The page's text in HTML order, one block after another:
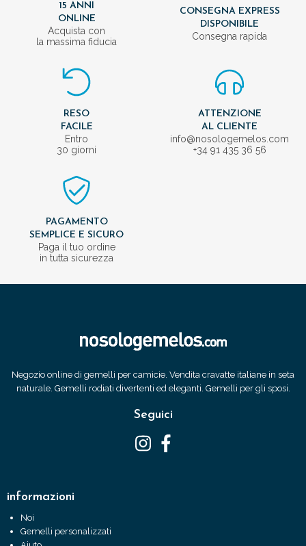
15 ANNI
ONLINE
Acquista con
la massima fiducia
CONSEGNA EXPRESS
DISPONIBILE
Consegna rapida
RESO
FACILE
Entro
30 giorni
ATTENZIONE
AL CLIENTE
info@nosologemelos.com
+34 91 435 36 56
PAGAMENTO
SEMPLICE E SICURO
Paga il tuo ordine
in tutta sicurezza
Negozio online di gemelli per camicie. Vendita cravatte italiane in seta
naturale. Gemelli rodiati divertenti ed eleganti. Gemelli per gli sposi.
Seguici
informazioni
Noi
Gemelli personalizzati